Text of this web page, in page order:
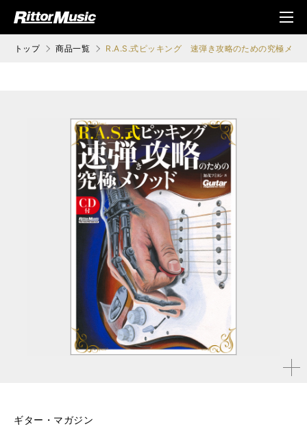
ジック (Rittor Musi
メニ
ュ
トップ 商品一覧 R.A.S.式ピッキング 速弾き攻略のための究極メソ
拡大す
ギター・マガジン